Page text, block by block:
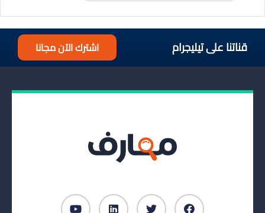
قناتنا على تيليجرام اشترك الآن مجانا